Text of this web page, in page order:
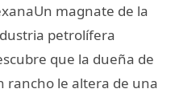
magnate de la
petrolífera
que la dueña de
rancho le altera de una